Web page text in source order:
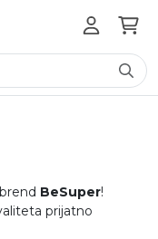
BeSuper!
prijatno